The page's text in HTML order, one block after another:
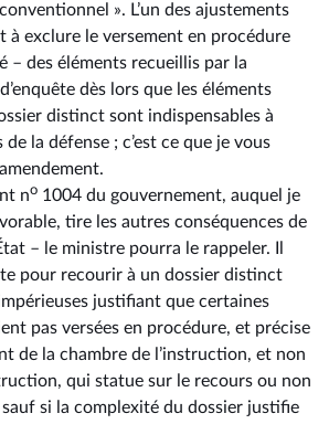
». L’un des ajustements
à exclure le versement en procédure
– des éléments recueillis par la
dès lors que les éléments
distinct sont indispensables à
de la défense ; c’est ce que je vous
no 1004 du gouvernement, auquel je
tire les autres conséquences de
–⁠ le ministre pourra le rappeler. Il
pour recourir à un dossier distinct
justifiant que certaines
pas versées en procédure, et précise
de la chambre de l’instruction, et non
qui statue sur le recours ou non
si la complexité du dossier justifie